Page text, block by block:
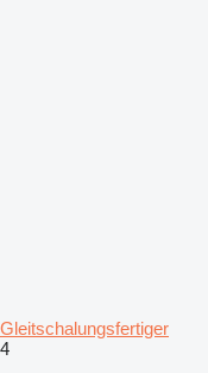
Gleitschalungsfertiger
4